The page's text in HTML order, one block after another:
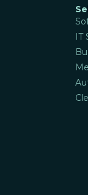
IT